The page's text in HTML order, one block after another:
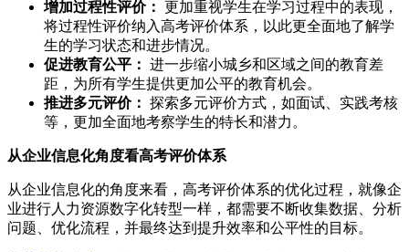
增加过程性评价： 更加重视学生在学习过程中的表现，
将过程性评价纳入高考评价体系，以此更全面地了解学
生的学习状态和进步情况。
促进教育公平： 进一步缩小城乡和区域之间的教育差
距，为所有学生提供更加公平的教育机会。
推进多元评价： 探索多元评价方式，如面试、实践考核
等，更加全面地考察学生的特长和潜力。
从企业信息化角度看高考评价体系
从企业信息化的角度来看，高考评价体系的优化过程，就像企
业进行人力资源数字化转型一样，都需要不断收集数据、分析
问题、优化流程，并最终达到提升效率和公平性的目标。